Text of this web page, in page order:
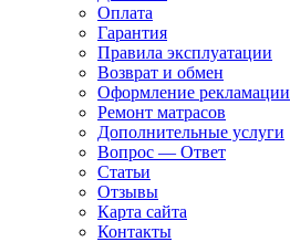
Оплата
Гарантия
Правила эксплуатации
Возврат и обмен
Оформление рекламации
Ремонт матрасов
Дополнительные услуги
Вопрос — Ответ
Статьи
Отзывы
Карта сайта
Контакты